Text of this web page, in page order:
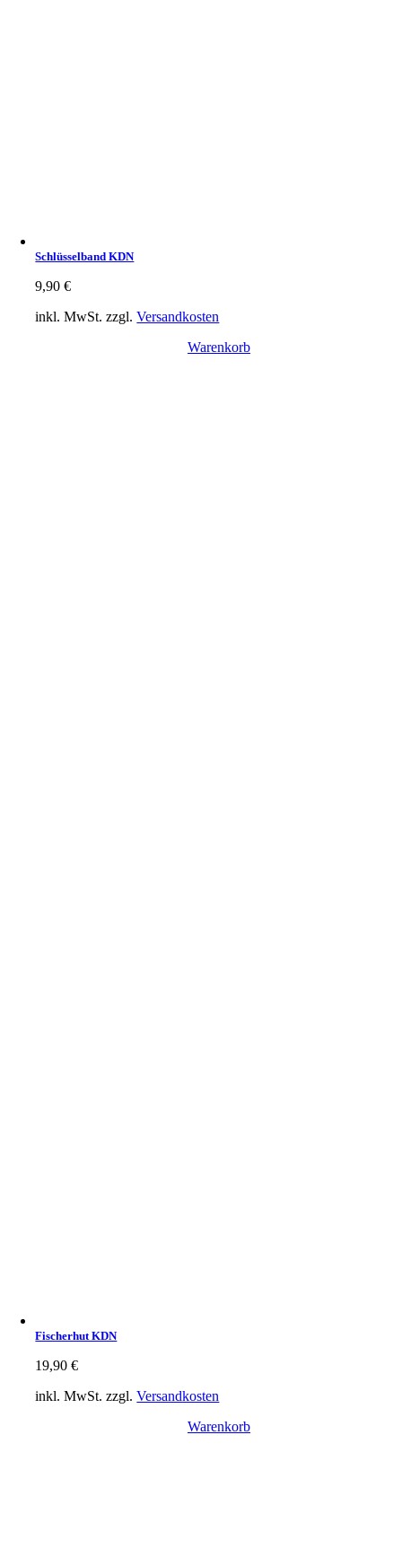
Schlüsselband KDN
9,90€
inkl. MwSt. zzgl.Versandkosten
Warenkorb
Fischerhut KDN
19,90€
inkl. MwSt. zzgl.Versandkosten
Warenkorb